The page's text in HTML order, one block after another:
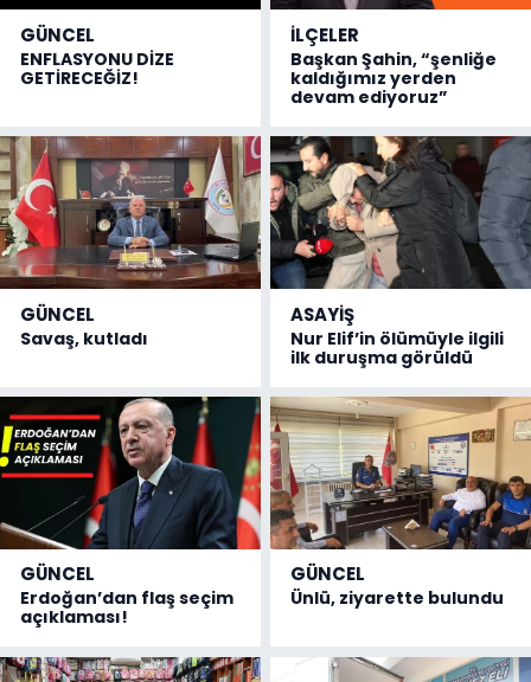
GÜNCEL
ENFLASYONU DİZE
GETİRECEĞİZ!
İLÇELER
Başkan Şahin, “şenliğe
kaldığımız yerden
devam ediyoruz”
GÜNCEL
Savaş, kutladı
ASAYİŞ
Nur Elif’in ölümüyle ilgili
ilk duruşma görüldü
GÜNCEL
Erdoğan’dan flaş seçim
açıklaması!
GÜNCEL
Ünlü, ziyarette bulundu